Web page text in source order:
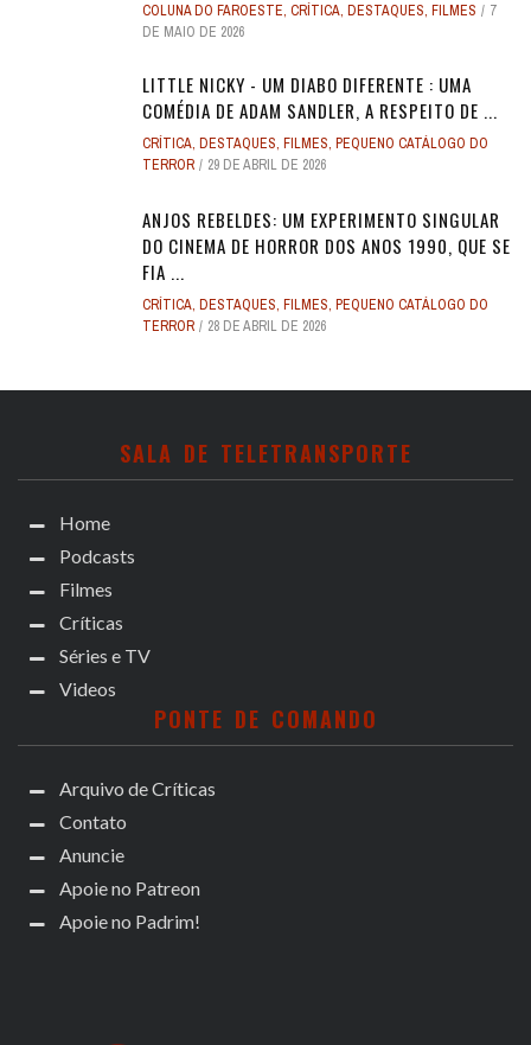
COLUNA DO FAROESTE, CRÍTICA, DESTAQUES, FILMES
7
DE MAIO DE 2026
LITTLE NICKY - UM DIABO DIFERENTE : UMA
COMÉDIA DE ADAM SANDLER, A RESPEITO DE ...
CRÍTICA, DESTAQUES, FILMES, PEQUENO CATÁLOGO DO
TERROR
29 DE ABRIL DE 2026
ANJOS REBELDES: UM EXPERIMENTO SINGULAR
DO CINEMA DE HORROR DOS ANOS 1990, QUE SE
FIA ...
CRÍTICA, DESTAQUES, FILMES, PEQUENO CATÁLOGO DO
TERROR
28 DE ABRIL DE 2026
SALA DE TELETRANSPORTE
Home
Podcasts
Filmes
Críticas
Séries e TV
Videos
PONTE DE COMANDO
Arquivo de Críticas
Contato
Anuncie
Apoie no Patreon
Apoie no Padrim!